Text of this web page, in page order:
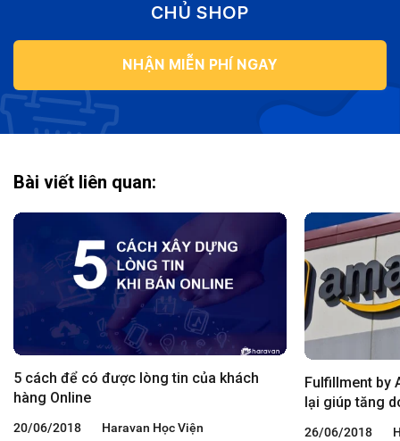
CHỦ SHOP
NHẬN MIỄN PHÍ NGAY
Bài viết liên quan:
5 cách để có được lòng tin của khách
hàng Online
20/06/2018 Haravan Học Viện
Fulfillment by
lại giúp tăng
26/06/2018